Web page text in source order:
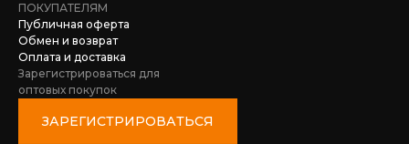
ПОКУПАТЕЛЯМ
Публичная оферта
Обмен и возврат
Оплата и доставка
Зарегистрироваться для
оптовых покупок
ЗАРЕГИСТРИРОВАТЬСЯ